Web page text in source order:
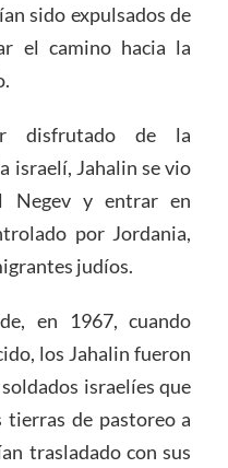
sido expulsados ​​de
el camino hacia la
disfrutado de la
israelí, Jahalin se vio
Negev y entrar en
por Jordania,
judíos.
en 1967, cuando
los Jahalin fueron
israelíes que
tierras de pastoreo a
trasladado con sus